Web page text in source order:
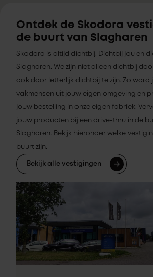
Ontdek de Skodora
de buurt van Slagharen
Skodora is altijd dichtbij. Dichtbij jou en
Slagharen. We zijn niet alleen dichtbij
ook door letterlijk dichtbij te zijn. Zo word
vakmensen uit jouw eigen omgeving en
jouw bestelling in onze eigen fabriek.
jouw producten bij een drive-thru in de
Slagharen. Bekijk hieronder welke
buurt zijn.
Bekijk alle vestigingen